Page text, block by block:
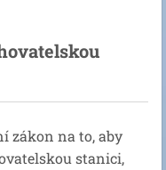
zákon na to, aby
stanici,